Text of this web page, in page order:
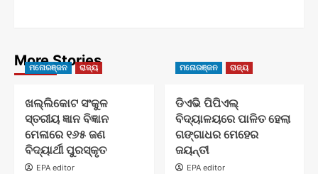
More Stories
ମନୋରଞ୍ଜନ ରାଜ୍ୟ
ଖଲ୍ଲିକୋଟ ସଂକୁଳ
ସ୍ତରୀୟ ଜ୍ଞାନ ବିଜ୍ଞାନ
ମେଳାରେ ୧୬୫ ଜଣ
ବିଦ୍ୟାର୍ଥୀ ପୁରସ୍କୃତ
EPA editor
ମନୋରଞ୍ଜନ ରାଜ୍ୟ
ଡିଏଭି ପିପିଏଲ୍
ବିଦ୍ୟାଳୟରେ ପାଳିତ ହେଲା
ଗଙ୍ଗାଧର ମେହେର
ଜୟନ୍ତୀ
EPA editor